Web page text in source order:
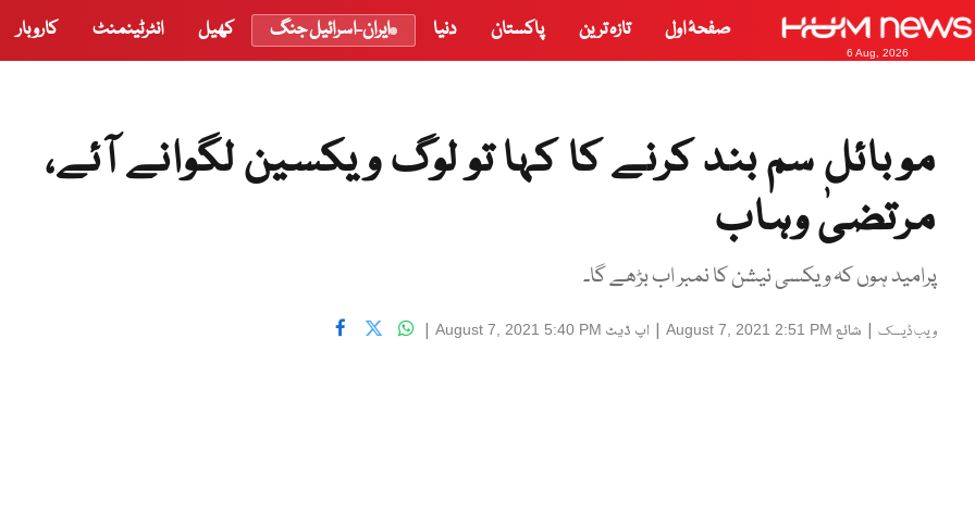
6 Aug, 2026
صفحۂ اول تازہ ترین پاکستان دنیا ایران-اسرائیل جنگ کھیل انٹرٹینمنٹ کاروبار
موبائل سم بند کرنے کا کہا تو لوگ ویکسین لگوانے آئے،
مرتضیٰ وہاب
پرامید ہوں کہ ویکسی نیشن کا نمبر اب بڑھے گا۔
ویب ڈیسک | شائع August 7, 2021 2:51 PM
| اپ ڈیٹ August 7, 2021 5:40 PM
|